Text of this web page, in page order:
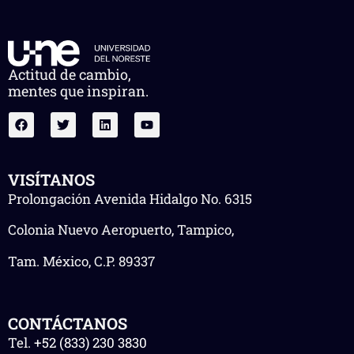
Actitud de cambio,
mentes que inspiran.
VISÍTANOS
Prolongación Avenida Hidalgo No. 6315
Colonia Nuevo Aeropuerto, Tampico,
Tam. México, C.P. 89337
CONTÁCTANOS
Tel. +52 (833) 230 3830